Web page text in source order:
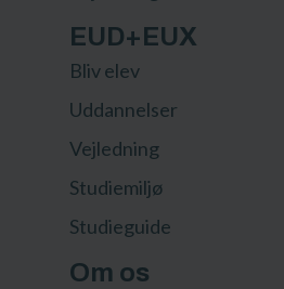
EUD+EUX
Bliv elev
Uddannelser
Vejledning
Studiemiljø
Studieguide
Om os